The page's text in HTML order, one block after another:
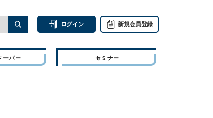
ログイン 新規会員登録
ーパー セミナー